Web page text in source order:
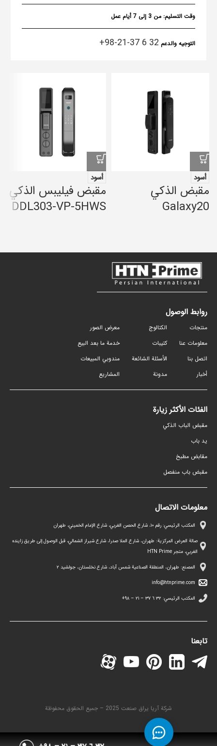
وقت التسليم: من 3 إلى 7 أيام عمل
التوجيه والدعم 32 6 37-21-98+
أسود
مقبض الذكي
Galaxy20
أسود
مقبض فيليبس الذكي
DDL303-VP-5HWS
روابط الوصول
منتجات
معلومات عنا
اتصل بنا
أخبار
الكتالوج
كتيبات
الأسئلة الشائعة
مدونة
معرض الصور
خدمة ما بعد البيع
مندوبي المبيعات
المشاريع
الفئات الأكثر زيارة
مقبض الباب الذكي
ید باب
مقابض مطبخ
مقبض باب منفصل
معلومات الاتصال
المكتب الرئيسي: رقم ١٠، شارع الحصن الغربي، شارع الإمام الخميني، طهران
صالة العرض المركزية: طهران، شارع الملا صدرا، شارع شيراز الشمالي، قبل الوصول إلى طريق زاينده
الغربي، متجر HTN Prime
المصنع: طهران، المنطقة الصناعية شمس آباد، شارع نخلستان، جولشيد ۲
info@htnprime.com
المكتب الرئيسي: ٣٢ ٦ ٣٧ – ٢١ – ۹۸+
تابعنا
شركة آريا يراق صنعت 2025 – جميع الحقوق محفوظة